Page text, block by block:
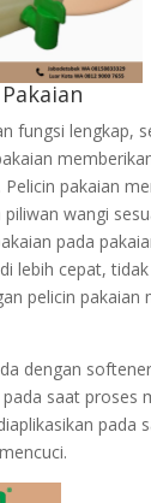
fungsi lengkap,
pakaian
wangi
pada
lebih cepat,
pelicin pakaian
dengan
saat proses
pada